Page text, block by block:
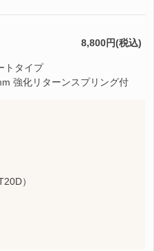
8,800円(税込)
トタイプ
強化リターンスプリング付
）